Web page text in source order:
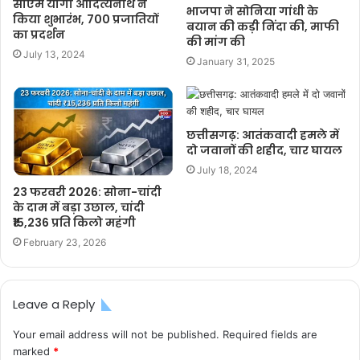
सीएम योगी आदित्यनाथ ने
किया शुभारंभ, 700 प्रजातियों
का प्रदर्शन
July 13, 2024
भाजपा ने सोनिया गांधी के
बयान की कड़ी निंदा की, माफी
की मांग की
January 31, 2025
23 फरवरी 2026: सोना-चांदी
के दाम में बड़ा उछाल, चांदी
₹15,236 प्रति किलो महंगी
February 23, 2026
छत्तीसगढ़: आतंकवादी हमले में
दो जवानों की शहीद, चार घायल
July 18, 2024
Leave a Reply
Your email address will not be published. Required fields are
marked *